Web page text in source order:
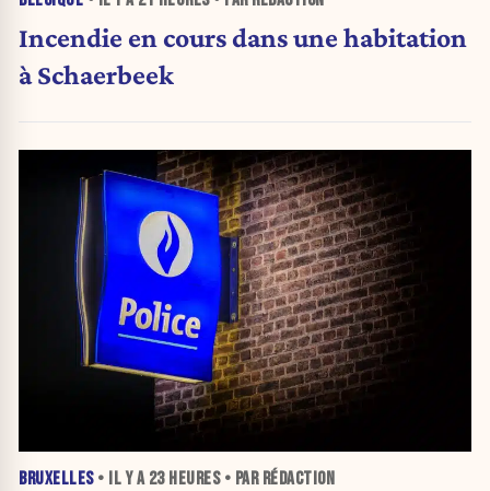
Incendie en cours dans une habitation
à Schaerbeek
BRUXELLES• IL Y A 23 HEURES• PAR RÉDACTION